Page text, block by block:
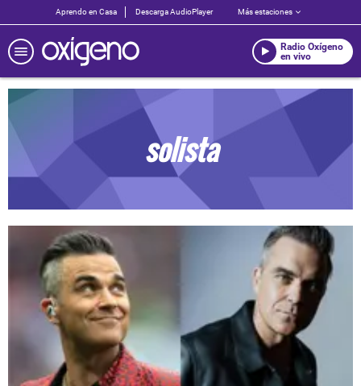
Aprendo en Casa Descarga AudioPlayer Más estaciones
Radio Oxígeno
en vivo
solista